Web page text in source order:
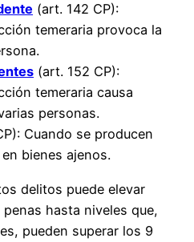
(art. 142 CP):
temeraria provoca la
(art. 152 CP):
temeraria causa
personas.
Cuando se producen
bienes ajenos.
delitos puede elevar
hasta niveles que,
pueden superar los 9